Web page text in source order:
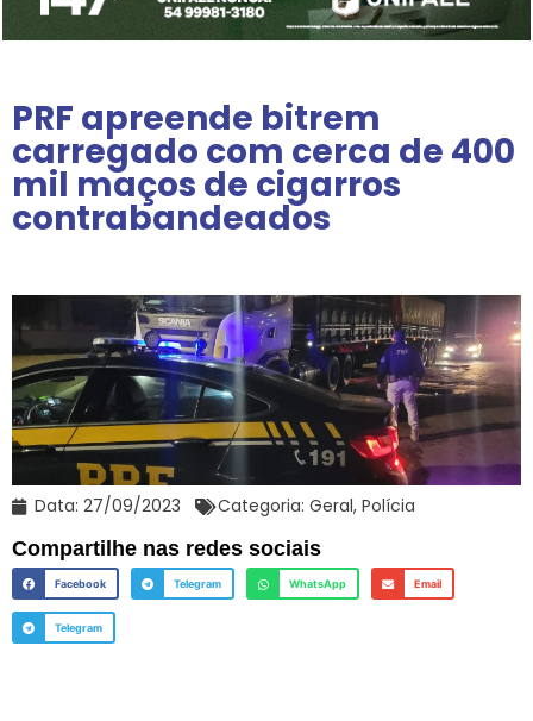
PRF apreende bitrem
carregado com cerca de 400
mil maços de cigarros
contrabandeados
Data: 27/09/2023 Categoria: Geral, Polícia
Compartilhe nas redes sociais
Facebook Telegram WhatsApp Email
Telegram